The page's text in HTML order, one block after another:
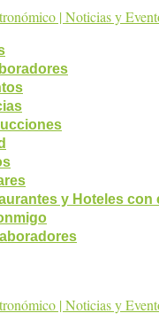
y Hoteles con